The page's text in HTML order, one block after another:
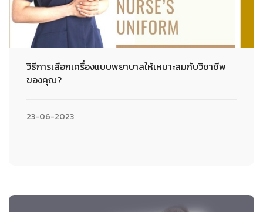
วิธีการเลือกเครื่องแบบพยาบาลให้เหมาะสมกับวิชาชีพ
ของคุณ?
23-06-2023